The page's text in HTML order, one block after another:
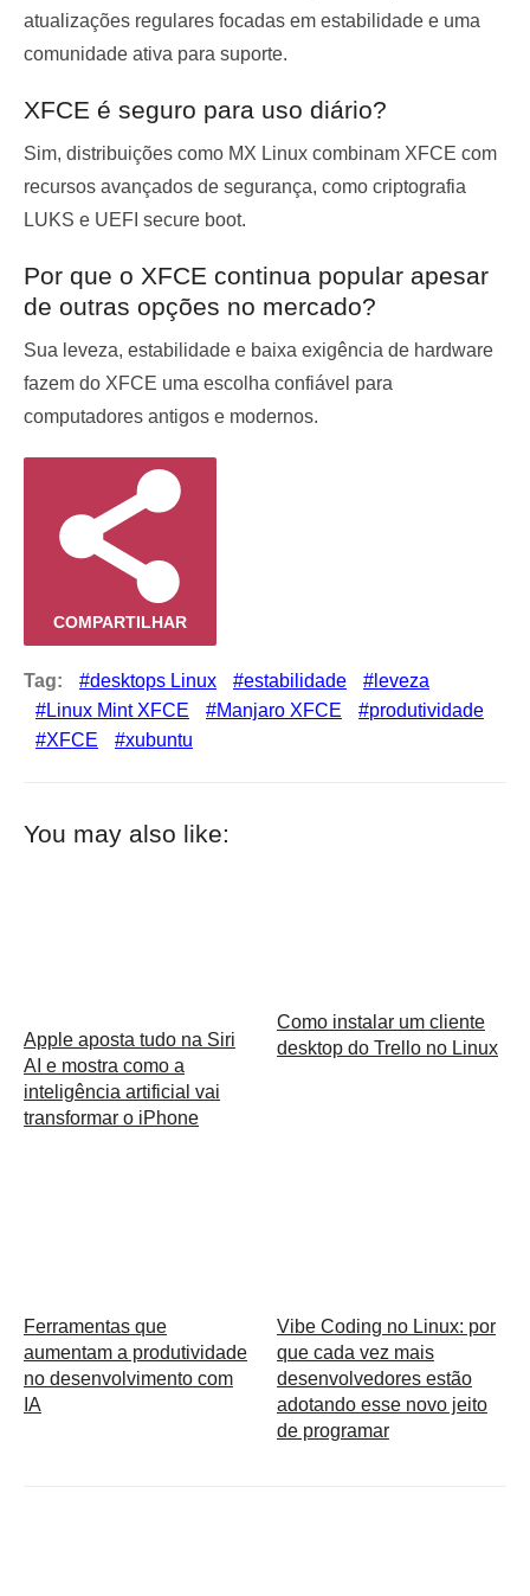
atualizações regulares focadas em estabilidade e uma
comunidade ativa para suporte.
XFCE é seguro para uso diário?
Sim, distribuições como MX Linux combinam XFCE com
recursos avançados de segurança, como criptografia
LUKS e UEFI secure boot.
Por que o XFCE continua popular apesar
de outras opções no mercado?
Sua leveza, estabilidade e baixa exigência de hardware
fazem do XFCE uma escolha confiável para
computadores antigos e modernos.
COMPARTILHAR
Tag: desktops Linux estabilidade
leveza
Linux Mint XFCE
Manjaro XFCE
produtividade
XFCE
xubuntu
You may also like:
Apple aposta tudo na Siri
AI e mostra como a
inteligência artificial vai
transformar o iPhone
Como instalar um cliente
desktop do Trello no Linux
Ferramentas que
aumentam a produtividade
no desenvolvimento com
IA
Vibe Coding no Linux: por
que cada vez mais
desenvolvedores estão
adotando esse novo jeito
de programar